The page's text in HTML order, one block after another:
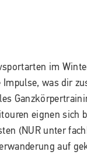
im
Impulse, was dir
eignen sich
(NUR unter
auf